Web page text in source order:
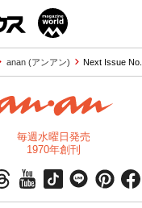
anan (アンアン) Next Issue
毎週水曜日発売
1970年創刊